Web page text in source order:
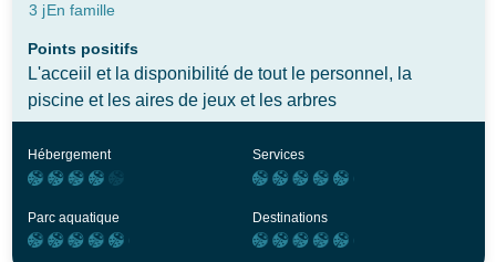
3 jEn famille
Points positifs
L'acceiil et la disponibilité de tout le personnel, la
piscine et les aires de jeux et les arbres
Hébergement Services
Parc aquatique Destinations